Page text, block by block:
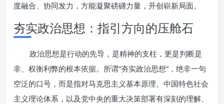
度融合、协同发力，方能凝聚磅礴力量，开创崭新局面。
夯实政治思想：指引方向的压舱石
政治思想是行动的先导，是精神的支柱，更是判断是
非、权衡利弊的根本依据。所谓“夯实政治思想”，绝非一句
空泛的口号，而是指对马克思主义基本原理、中国特色社会
主义理论体系，以及党中央的重大决策部署有深刻的理解、